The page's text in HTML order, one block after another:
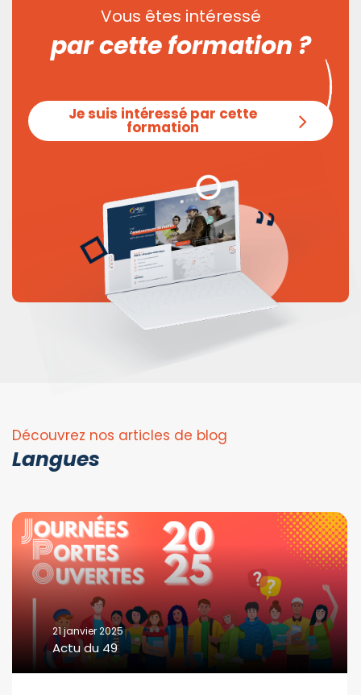
Vous êtes intéressé
par cette formation ?
Je suis intéressé par cette
formation
Découvrez nos articles de blog
Langues
21 janvier 2025
Actu du 49